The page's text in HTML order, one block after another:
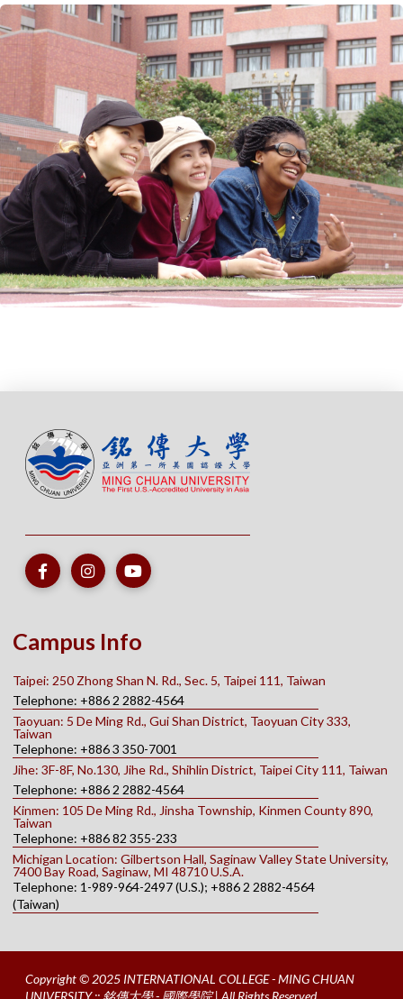
Campus Info
Taipei: 250 Zhong Shan N. Rd., Sec. 5, Taipei 111, Taiwan
Telephone: +886 2 2882-4564
Taoyuan: 5 De Ming Rd., Gui Shan District, Taoyuan City 333,
Taiwan
Telephone: +886 3 350-7001
Jihe: 3F-8F, No.130, Jihe Rd., Shihlin District, Taipei City 111, Taiwan
Telephone: +886 2 2882-4564
Kinmen: 105 De Ming Rd., Jinsha Township, Kinmen County 890,
Taiwan
Telephone: +886 82 355-233
Michigan Location: Gilbertson Hall, Saginaw Valley State University,
7400 Bay Road, Saginaw, MI 48710 U.S.A.
Telephone: 1-989-964-2497 (U.S.); +886 2 2882-4564
(Taiwan)
Copyright © 2025 INTERNATIONAL COLLEGE - MING CHUAN
UNIVERSITY :: 銘傳大學 - 國際學院 | All Rights Reserved